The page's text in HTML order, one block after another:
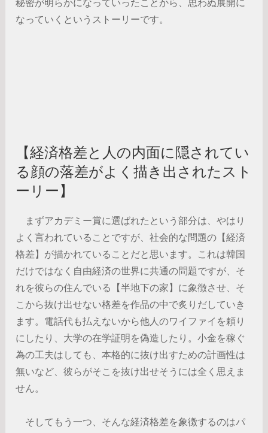
秘密が明らかになっていったことから、思わぬ展開に
なっていくというストーリーです。
【経済格差と人の内面に隠されてい
る顔の落差がよく描き出されたスト
ーリー】
まずアカデミー賞に選ばれたという部分は、やはり
よく言われていることですが、社会的な問題の【経済
格差】が描かれていることだと思います。これは韓国
だけではなく自由経済の世界に共通の問題ですが、そ
れを彼らの住んでいる【半地下の家】に象徴させ、そ
こから抜け出せない格差を作品の中で炙りだしていき
ます。電話代も払えないから他人のワイファイを頼り
にしたり、大学の在学証明を偽造したり。小金を稼ぐ
為の工夫はしても、本格的に抜け出すための計画性は
無いなど、彼らがそこを抜け出せそうには全く思えま
せん。
そしてもう一つ、そんな経済格差を象徴するのはパ